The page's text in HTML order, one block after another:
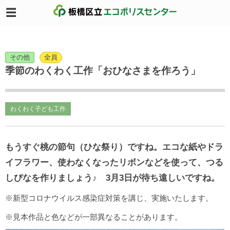
その他 全員
季節のわくわく工作「おひなさまを作ろう」
わくわく子ども工作
もうすぐ桃の節句（ひな祭り）ですね。エコな紙やドラ
イフラワー、使わなくなったリボンなどを使って、つる
しびなを作りましょう♪ 3月3日が待ち遠しいですね。
※新型コロナウイルス感染症対策を講じ、実施いたします。
※見本作品と色などが一部異なることがあります。